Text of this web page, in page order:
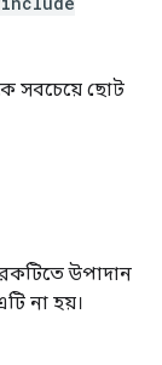
সবচেয়ে ছোট
উপাদান
না হয়।